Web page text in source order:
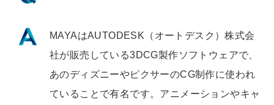
MAYAはAUTODESK（オートデスク）株式会
社が販売している3DCG製作ソフトウェアで、
あのディズニーやピクサーのCG制作に使われ
ていることで有名です。アニメーションやキャ